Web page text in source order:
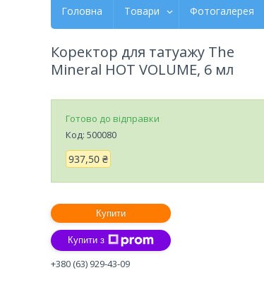
Головна Товари Фотогалерея
Коректор для татуажу The
Mineral HOT VOLUME, 6 мл
Готово до відправки
Код: 500080
937,50 ₴
Купити
Купити з
+380 (63) 929-43-09